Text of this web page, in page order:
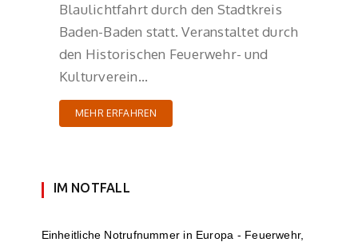
Blaulichtfahrt durch den Stadtkreis
Baden-Baden statt. Veranstaltet durch
den Historischen Feuerwehr- und
Kulturverein…
MEHR ERFAHREN
IM NOTFALL
Einheit­li­che Notruf­num­mer in Europa - Feuerwehr,